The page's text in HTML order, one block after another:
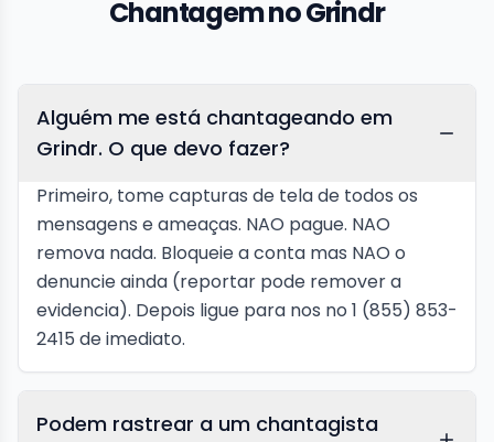
Chantagem no Grindr
Alguém me está chantageando em
Grindr. O que devo fazer?
Primeiro, tome capturas de tela de todos os
mensagens e ameaças. NAO pague. NAO
remova nada. Bloqueie a conta mas NAO o
denuncie ainda (reportar pode remover a
evidencia). Depois ligue para nos no 1 (855) 853-
2415 de imediato.
Podem rastrear a um chantagista